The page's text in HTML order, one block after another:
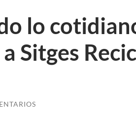
lo
Sitges